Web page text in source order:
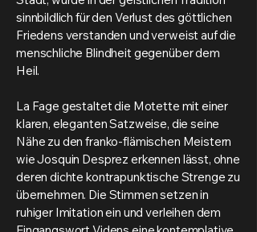
sinnbildlich für den Verlust des göttlichen
Friedens verstanden und verweist auf die
menschliche Blindheit gegenüber dem
Heil.
La Fage gestaltet die Motette mit einer
klaren, eleganten Satzweise, die seine
Nähe zu den franko-flämischen Meistern
wie Josquin Desprez erkennen lässt, ohne
deren dichte kontrapunktische Strenge zu
übernehmen. Die Stimmen setzen in
ruhiger Imitation ein und verleihen dem